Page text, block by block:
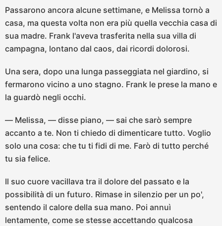
Passarono ancora alcune settimane, e Melissa tornò a
casa, ma questa volta non era più quella vecchia casa di
sua madre. Frank l'aveva trasferita nella sua villa di
campagna, lontano dal caos, dai ricordi dolorosi.
Una sera, dopo una lunga passeggiata nel giardino, si
fermarono vicino a uno stagno. Frank le prese la mano e
la guardò negli occhi.
— Melissa, — disse piano, — sai che sarò sempre
accanto a te. Non ti chiedo di dimenticare tutto. Voglio
solo una cosa: che tu ti fidi di me. Farò di tutto perché
tu sia felice.
Il suo cuore vacillava tra il dolore del passato e la
possibilità di un futuro. Rimase in silenzio per un po',
sentendo il calore della sua mano. Poi annuì
lentamente, come se stesse accettando qualcosa